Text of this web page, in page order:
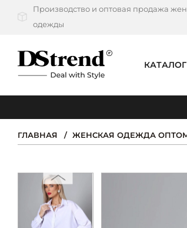
Производство и оптовая продажа
одежды
КАТАЛОГ
КАТАЛОГ
НОВИНКИ
PREMIUM
РАСПРОДАЖА
ГЛАВНАЯ ЖЕНСКАЯ ОДЕЖДА